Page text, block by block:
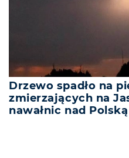
Drzewo spadło na
zmierzających na
nawałnic nad Polską